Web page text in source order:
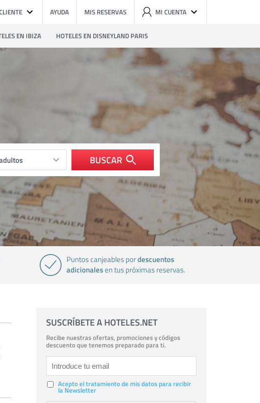
AYUDA MIS RESERVAS MI CUENTA
EN IBIZA HOTELES EN DISNEYLAND PARIS
BUSCAR
Puntos canjeables pordescuentos
adicionalesen tus próximas reservas.
SUSCRÍBETE A HOTELES.NET
Recibe nuestras ofertas, promociones y códigos
descuento que tenemos preparado para ti.
Acepto el tratamiento de mis datos para recibir
la Newsletter